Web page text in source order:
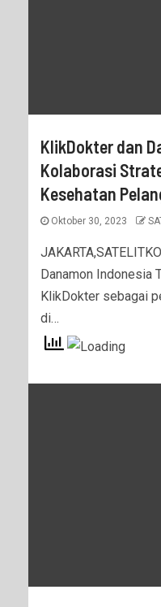
KlikDokter dan
Kolaborasi
Kesehatan
Oktober 30, 2023
Danamon Indonesia
KlikDokter sebagai
di…